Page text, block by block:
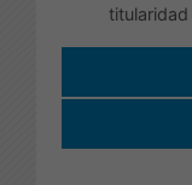
titularidad